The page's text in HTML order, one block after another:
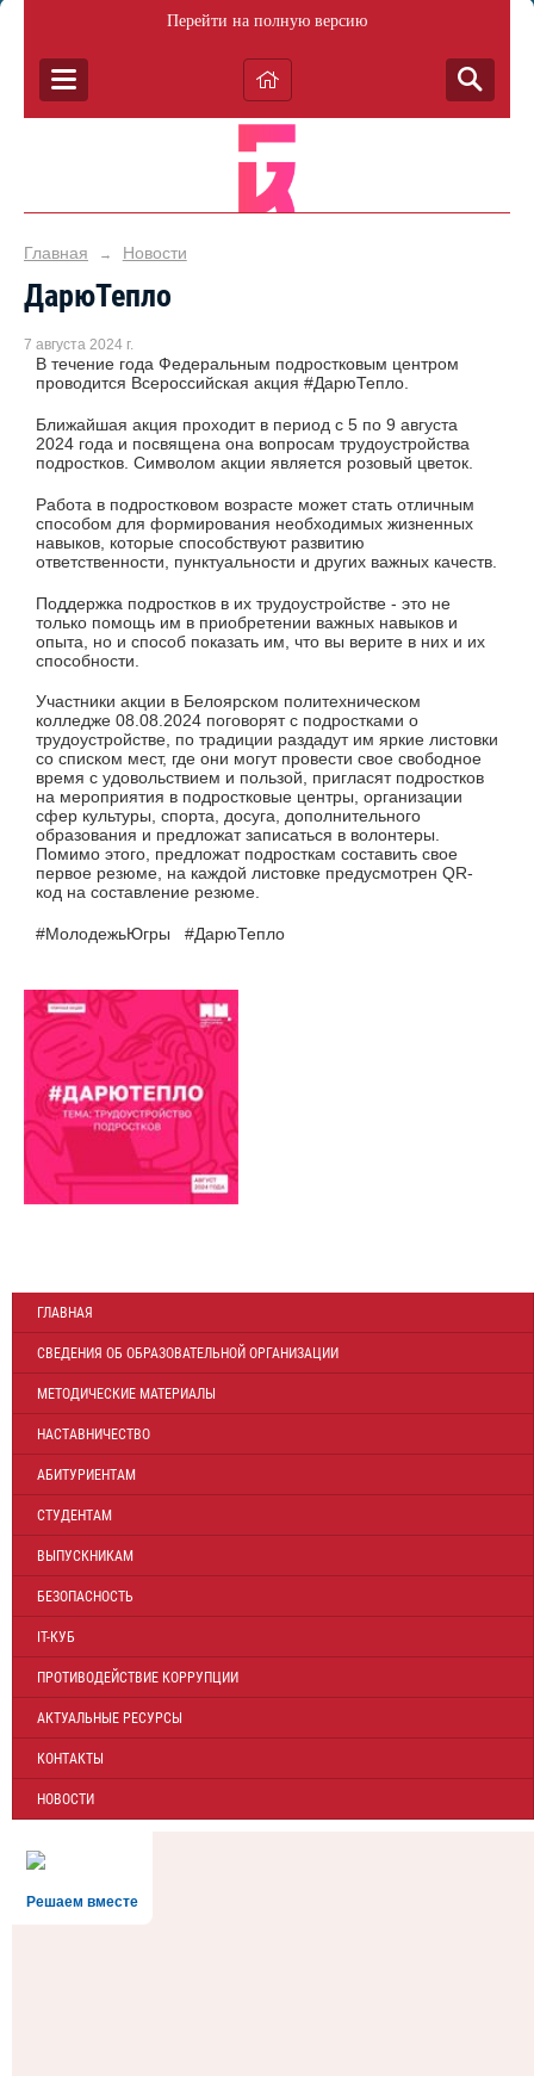
Перейти на полную версию
Главная → Новости
ДарюТепло
7 августа 2024 г.
В течение года Федеральным подростковым центром
проводится Всероссийская акция #ДарюТепло.
Ближайшая акция проходит в период с 5 по 9 августа
2024 года и посвящена она вопросам трудоустройства
подростков. Символом акции является розовый цветок.
Работа в подростковом возрасте может стать отличным
способом для формирования необходимых жизненных
навыков, которые способствуют развитию
ответственности, пунктуальности и других важных качеств.
Поддержка подростков в их трудоустройстве - это не
только помощь им в приобретении важных навыков и
опыта, но и способ показать им, что вы верите в них и их
способности.
Участники акции в Белоярском политехническом
колледже 08.08.2024 поговорят с подростками о
трудоустройстве, по традиции раздадут им яркие листовки
со списком мест, где они могут провести свое свободное
время с удовольствием и пользой, пригласят подростков
на мероприятия в подростковые центры, организации
сфер культуры, спорта, досуга, дополнительного
образования и предложат записаться в волонтеры.
Помимо этого, предложат подросткам составить свое
первое резюме, на каждой листовке предусмотрен QR-
код на составление резюме.
#МолодежьЮгры #ДарюТепло
ГЛАВНАЯ
СВЕДЕНИЯ ОБ ОБРАЗОВАТЕЛЬНОЙ ОРГАНИЗАЦИИ
МЕТОДИЧЕСКИЕ МАТЕРИАЛЫ
НАСТАВНИЧЕСТВО
АБИТУРИЕНТАМ
СТУДЕНТАМ
ВЫПУСКНИКАМ
БЕЗОПАСНОСТЬ
IT-КУБ
ПРОТИВОДЕЙСТВИЕ КОРРУПЦИИ
АКТУАЛЬНЫЕ РЕСУРСЫ
КОНТАКТЫ
НОВОСТИ
Решаем вместе